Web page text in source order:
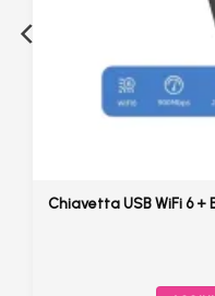
Chiavetta USB WiFi 6 +